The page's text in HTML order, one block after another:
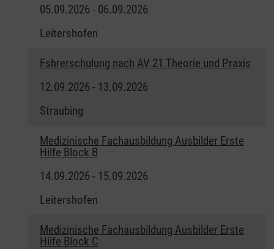
05.09.2026 - 06.09.2026
Leitershofen
Fshrerschulung nach AV 21 Theorie und Praxis
12.09.2026 - 13.09.2026
Straubing
Medizinische Fachausbildung Ausbilder Erste
Hilfe Block B
14.09.2026 - 15.09.2026
Leitershofen
Medizinische Fachausbildung Ausbilder Erste
Hilfe Block C